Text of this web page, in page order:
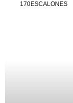
170ESCALONES